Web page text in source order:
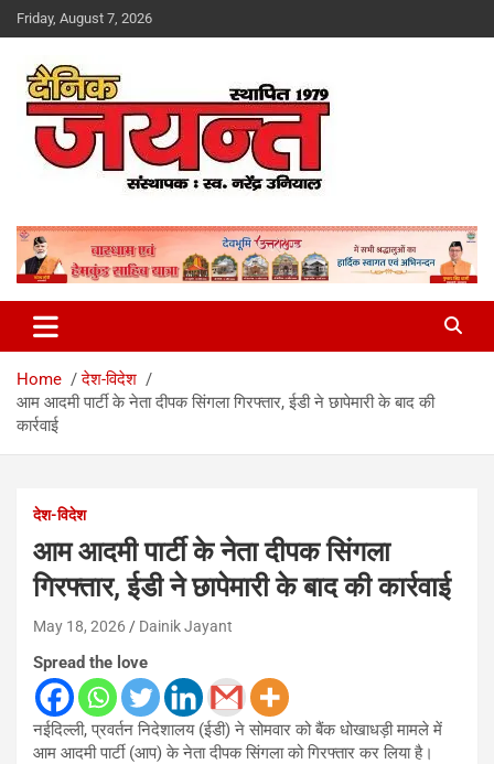
Skip
to
Friday, August 7, 2026
Dainik Jayant
Home
देश-विदेश
आम आदमी पार्टी के नेता दीपक सिंगला गिरफ्तार, ईडी ने छापेमारी के बाद की
कार्रवाई
देश-विदेश
आम आदमी पार्टी के नेता दीपक सिंगला
गिरफ्तार, ईडी ने छापेमारी के बाद की कार्रवाई
May 18, 2026 Dainik Jayant
Spread the love
नईदिल्ली, प्रवर्तन निदेशालय (ईडी) ने सोमवार को बैंक धोखाधड़ी मामले में
आम आदमी पार्टी (आप) के नेता दीपक सिंगला को गिरफ्तार कर लिया है।